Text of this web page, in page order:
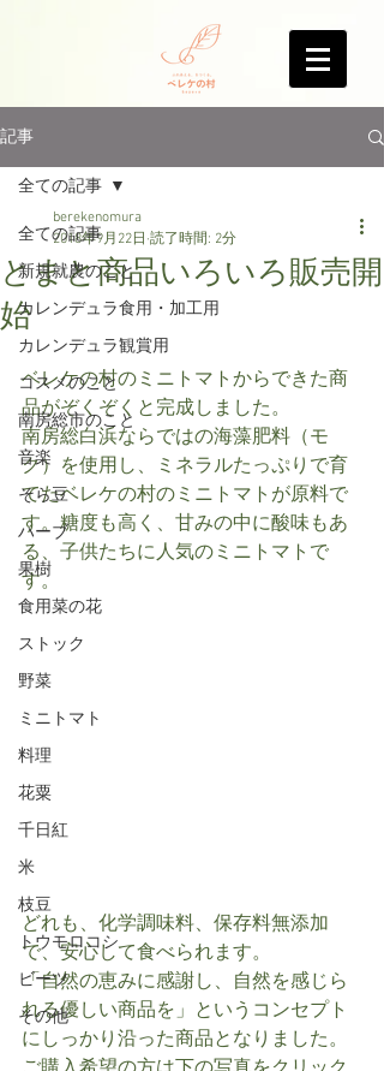
記事
全ての記事
新規就農のこと
カレンデュラ食用・加工用
カレンデュラ観賞用
コスメのこと
南房総市のこと
音楽
そら豆
ハーブ
果樹
食用菜の花
ストック
野菜
ミニトマト
料理
花粟
千日紅
米
枝豆
トウモロコシ
ビーツ
その他
全ての記事
とまと商品いろいろ販売開
始
berekenomura
2018年9月22日 読了時間: 2分
ベレケの村のミニトマトからできた商
品がぞくぞくと完成しました。
南房総白浜ならではの海藻肥料（モ
ク）を使用し、ミネラルたっぷりで育
てたベレケの村のミニトマトが原料で
す。糖度も高く、甘みの中に酸味もあ
る、子供たちに人気のミニトマトで
す。
どれも、化学調味料、保存料無添加
で、安心して食べられます。
「自然の恵みに感謝し、自然を感じら
れる優しい商品を」というコンセプト
にしっかり沿った商品となりました。